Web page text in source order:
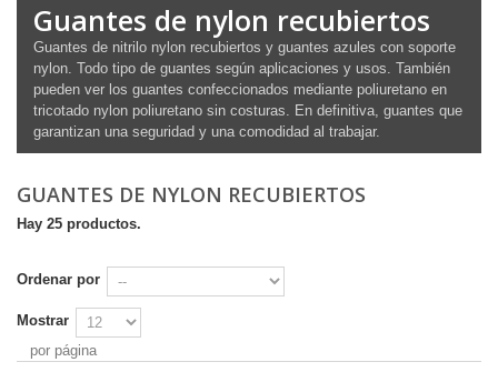
Guantes de nylon recubiertos
Guantes de nitrilo nylon recubiertos y guantes azules con soporte
nylon. Todo tipo de guantes según aplicaciones y usos. También
pueden ver los guantes confeccionados mediante poliuretano en
tricotado nylon poliuretano sin costuras. En definitiva, guantes que
garantizan una seguridad y una comodidad al trabajar.
GUANTES DE NYLON RECUBIERTOS
Hay 25 productos.
Ordenar por
Mostrar
por página